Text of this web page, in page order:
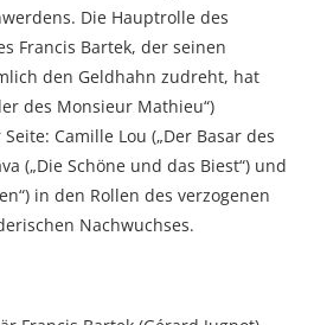
Die Hauptrolle des
Francis Bartek, der seinen
den Geldhahn zudreht, hat
des Monsieur Mathieu“)
Camille Lou („Der Basar des
(„Die Schöne und das Biest“) und
in den Rollen des verzogenen
Nachwuchses.